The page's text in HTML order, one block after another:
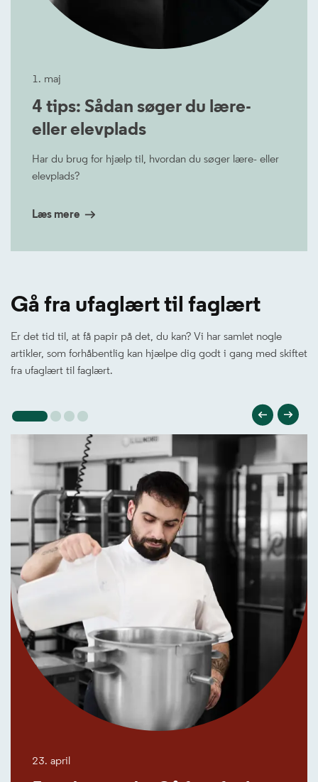
1. maj
4 tips: Sådan søger du lære-
eller elevplads
Har du brug for hjælp til, hvordan du søger lære- eller
elevplads?
Læs mere
Gå fra ufaglært til faglært
Er det tid til, at få papir på det, du kan? Vi har samlet nogle
artikler, som forhåbentlig kan hjælpe dig godt i gang med skiftet
fra ufaglært til faglært.
23. april